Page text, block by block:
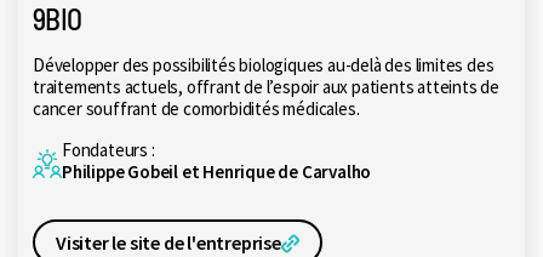
9BIO
Développer des possibilités biologiques au-delà des limites des
traitements actuels, offrant de l’espoir aux patients atteints de
cancer souffrant de comorbidités médicales.
Fondateurs :
Philippe Gobeil et Henrique de Carvalho
Visiter le site de l'entreprise